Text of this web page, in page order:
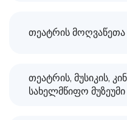
თეატრის მოღვაწეთა
თეატრის, მუსიკის,
სახელმწიფო მუზეუმი